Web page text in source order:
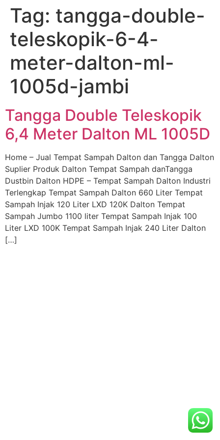
Skip
content
Tag: tangga-double-
teleskopik-6-4-
meter-dalton-ml-
1005d-jambi
Tangga Double Teleskopik
6,4 Meter Dalton ML 1005D
Home – Jual Tempat Sampah Dalton dan Tangga Dalton
Suplier Produk Dalton Tempat Sampah danTangga
Dustbin Dalton HDPE – Tempat Sampah Dalton Industri
Terlengkap Tempat Sampah Dalton 660 Liter Tempat
Sampah Injak 120 Liter LXD 120K Dalton Tempat
Sampah Jumbo 1100 liter Tempat Sampah Injak 100
Liter LXD 100K Tempat Sampah Injak 240 Liter Dalton
[…]